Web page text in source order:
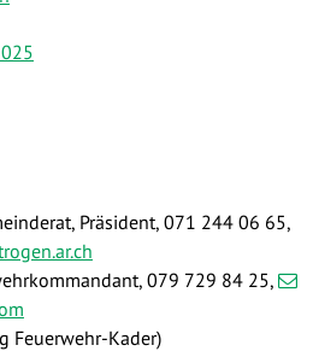
Präsident, 071 244 06 65,
079 729 84 25,
Feuerwehr-Kader)